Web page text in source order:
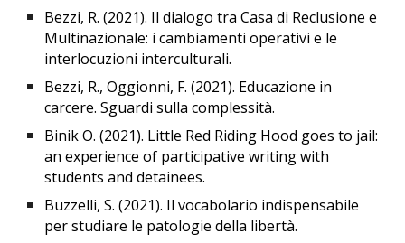
Bezzi, R. (2021). Il dialogo tra Casa di Reclusione e
Multinazionale: i cambiamenti operativi e le
interlocuzioni interculturali.
Bezzi, R., Oggionni, F. (2021). Educazione in
carcere. Sguardi sulla complessità.
Binik O. (2021). Little Red Riding Hood goes to jail:
an experience of participative writing with
students and detainees.
Buzzelli, S. (2021). Il vocabolario indispensabile
per studiare le patologie della libertà.